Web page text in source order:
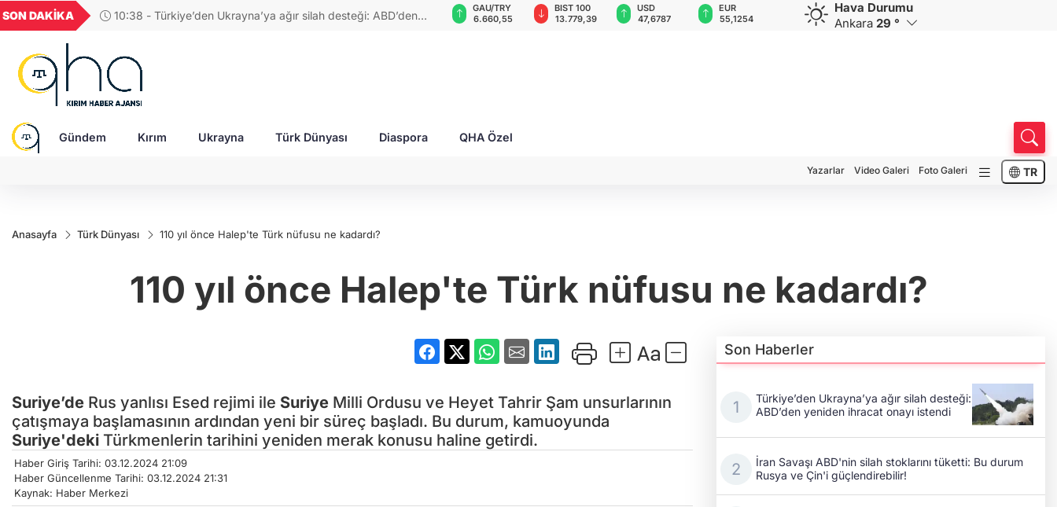
SON DAKİKA
09:48 - İran Savaşı ABD'nin silah stoklarını tüketti: Bu durum
GEL
18,2677
16,3788
27,9743
0,0018
6.660,55
BIST 100
13.779,39
USD
47,6787
EUR
55,1254
GBP
64,3468
CHF
59,0083
CAD
34,1883
Hava Durumu
Ankara 29 °
Gündem Kırım Ukrayna Türk Dünyası Diaspora QHA Özel
Yazarlar Video Galeri Foto Galeri TR
Anasayfa Türk Dünyası 110 yıl önce Halep'te Türk nüfusu ne kadardı?
110 yıl önce Halep'te Türk nüfusu ne kadardı?
Suriye’de Rus yanlısı Esed rejimi ile Suriye Milli Ordusu ve Heyet Tahrir Şam unsurlarının
çatışmaya başlamasının ardından yeni bir süreç başladı. Bu durum, kamuoyunda
Suriye'deki Türkmenlerin tarihini yeniden merak konusu haline getirdi.
Haber Giriş Tarihi: 03.12.2024 21:09
Haber Güncellenme Tarihi: 03.12.2024 21:31
Kaynak: Haber Merkezi
Son Haberler
Türkiye’den Ukrayna’ya ağır silah desteği:
ABD’den yeniden ihracat onayı istendi
İran Savaşı ABD'nin silah stoklarını tüketti: Bu durum
Rusya ve Çin'i güçlendirebilir!